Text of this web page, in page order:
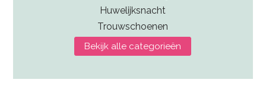
Huwelijksnacht
Trouwschoenen
Bekijk alle categorieën